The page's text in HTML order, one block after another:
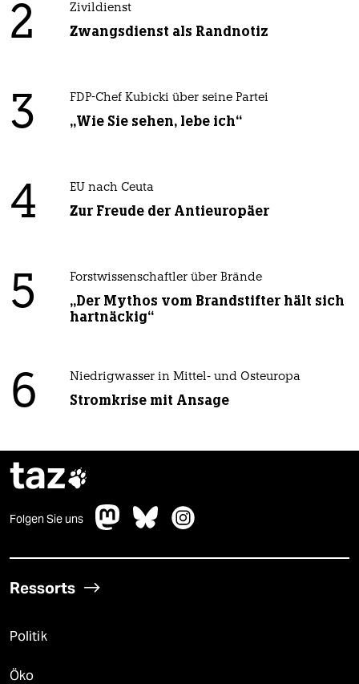
2 Zivildienst
Zwangsdienst als Randnotiz
3 FDP-Chef Kubicki über seine Partei
„Wie Sie sehen, lebe ich“
4 EU nach Ceuta
Zur Freude der Antieuropäer
5 Forstwissenschaftler über Brände
„Der Mythos vom Brandstifter hält sich
hartnäckig“
6 Niedrigwasser in Mittel- und Osteuropa
Stromkrise mit Ansage
taz
Folgen Sie uns
Ressorts
Politik
Öko